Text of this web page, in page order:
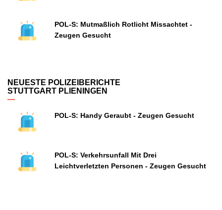
POL-S: Mutmaßlich Rotlicht Missachtet -
Zeugen Gesucht
NEUESTE POLIZEIBERICHTE
STUTTGART PLIENINGEN
POL-S: Handy Geraubt - Zeugen Gesucht
POL-S: Verkehrsunfall Mit Drei
Leichtverletzten Personen - Zeugen Gesucht